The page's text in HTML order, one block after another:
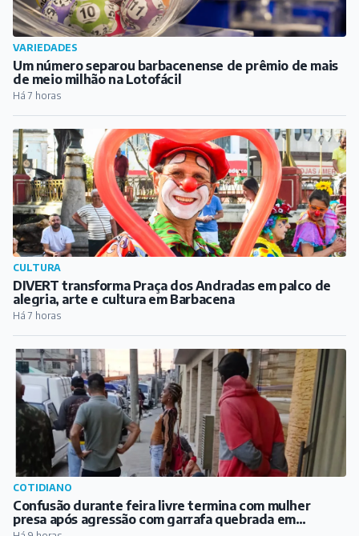
CULTURA
DIVERT transforma Praça dos Andradas em palco de
alegria, arte e cultura em Barbacena
Há 7 horas
COTIDIANO
Confusão durante feira livre termina com mulher
presa após agressão com garrafa quebrada em
Barbacena
Há 9 horas
ARTICULISTAS
Entre Rolhas e Segredos: Argentina e Chile, os